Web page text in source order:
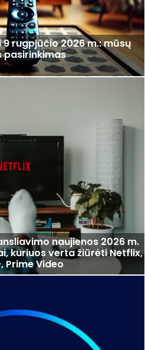
rugpjūčio 2026 m.: mūsų
pasirinkimas
naujienos 2026 m.
kuriuos verta žiūrėti Netflix,
Prime Video